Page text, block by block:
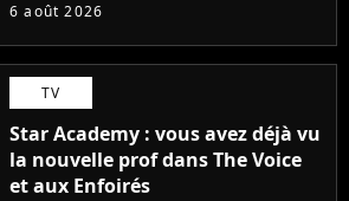
6 août 2026
TV
Star Academy : vous avez déjà vu
la nouvelle prof dans The Voice
et aux Enfoirés